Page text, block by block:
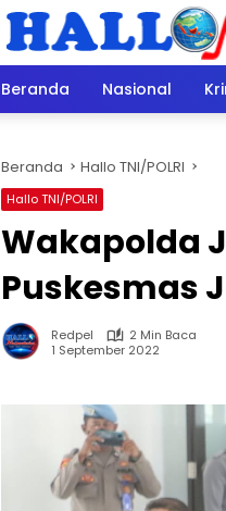
Beranda
Nasional
Beranda Hallo TNI/POLRI
Hallo TNI/POLRI
Wakapolda
Puskesmas
Redpel
2 Min Baca
1 September 2022